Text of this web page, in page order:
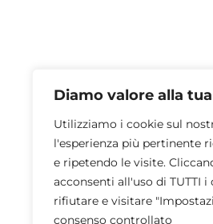
Diamo valore alla
Utilizziamo i cookie sul
l'esperienza più pertinente
e ripetendo le visite.
acconsenti all'uso di TUTTI
rifiutare e visitare
consenso controllato